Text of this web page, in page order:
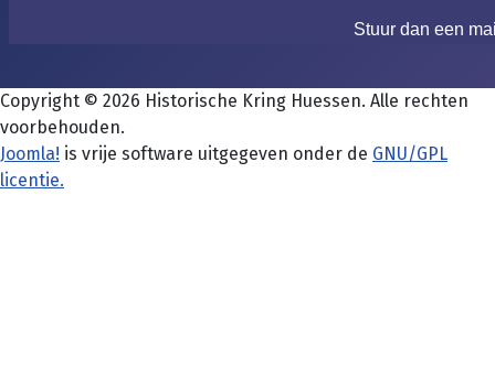
Stuur dan een
Copyright © 2026 Historische Kring Huessen. Alle rechten
voorbehouden.
Joomla! is vrije software uitgegeven onder de GNU/GPL
licentie.